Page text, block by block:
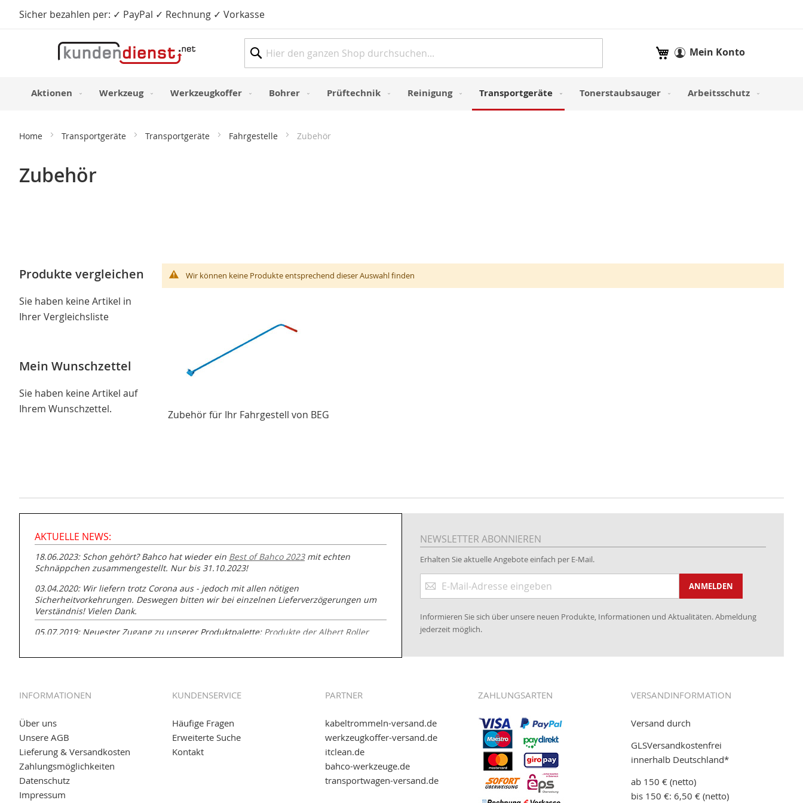
Sicher bezahlen per: ✓ PayPal ✓ Rechnung ✓ VorkasseDirekt
Mein Warenkorb
Mein Konto
Aktionen Werkzeug Werkzeugkoffer Bohrer Prüftechnik Reinigung Transportgeräte Tonerstaubsauger Arbeitsschutz
Home Transportgeräte Transportgeräte Fahrgestelle Zubehör
Zubehör
Wir können keine Produkte entsprechend dieser Auswahl finden
Zubehör für Ihr Fahrgestell von BEG
Produkte vergleichen
Sie haben keine Artikel in
Ihrer Vergleichsliste
Mein Wunschzettel
Sie haben keine Artikel auf
Ihrem Wunschzettel.
AKTUELLE NEWS:
18.06.2023: Schon gehört? Bahco hat wieder ein Best of Bahco 2023mit echten
Schnäppchen zusammengestellt. Nur bis 31.10.2023!
03.04.2020: Wir liefern trotz Corona aus - jedoch mit allen nötigen
Sicherheitvorkehrungen. Deswegen bitten wir bei einzelnen Lieferverzögerungen um
Verständnis! Vielen Dank.
05.07.2019: Neuester Zugang zu unserer Produktpalette: Produkte der Albert Roller
04.11.2018: Überarbeitung der Corporate Identity (CI)
- Zahlung per paydirekt
16.01.2017:
- Visa & MasterCard (inkl. Maestro)
12.01.2017: JETZT NEU- giropay, SOFORT-Überweisung sowie eps (PAYONE)
05.09.2016: NEUE Topseller bei
NEWSLETTER ABONNIEREN
Erhalten Sie aktuelle Angebote einfach per E-Mail.
zum
ANMELDEN
Informieren Sie sich über unsere neuen Produkte, Informationen und Aktualitäten. Abmeldung
jederzeit möglich.
INFORMATIONEN
Über uns
Unsere AGB
Lieferung & Versandkosten
Zahlungsmöglichkeiten
Datenschutz
Impressum
KUNDENSERVICE
Häufige Fragen
Erweiterte Suche
Kontakt
PARTNER
kabeltrommeln-versand.de
werkzeugkoffer-versand.de
itclean.de
bahco-werkzeuge.de
transportwagen-versand.de
ZAHLUNGSARTEN VERSANDINFORMATION
Versand durch
GLSVersandkostenfrei
innerhalb Deutschland*
ab 150 € (netto)
bis 150 €: 6,50 € (netto)